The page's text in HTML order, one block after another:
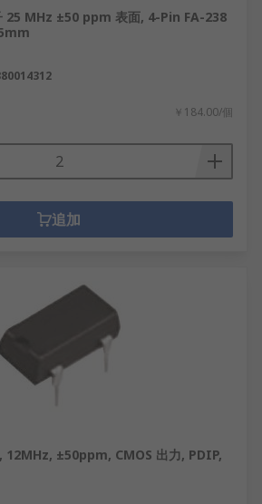
25 MHz ±50 ppm 表面, 4-Pin FA-238
￥184.00/個
追加
12MHz, ±50ppm, CMOS 出力, PDIP,